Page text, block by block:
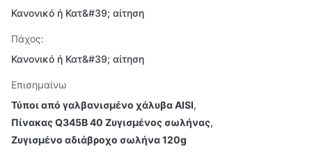
Κανονικό ή Κατ&#39; αίτηση
Πάχος:
Κανονικό ή Κατ&#39; αίτηση
Επισημαίνω
Τύποι από γαλβανισμένο χάλυβα AISI,
Πίνακας Q345B 40 Ζυγισμένος σωλήνας,
Ζυγισμένο αδιάβροχο σωλήνα 120g